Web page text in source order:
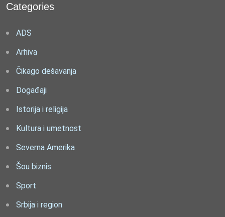
Categories
ADS
Arhiva
Čikago dešavanja
Događaji
Istorija i religija
Kultura i umetnost
Severna Amerika
Šou biznis
Sport
Srbija i region